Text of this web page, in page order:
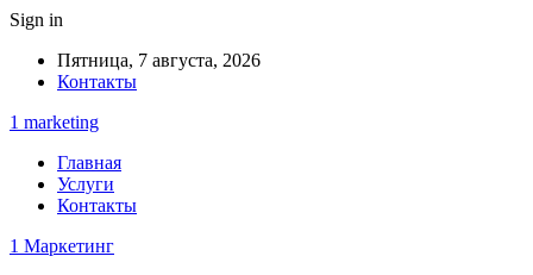
Sign in
Пятница, 7 августа, 2026
Контакты
1 marketing
Главная
Услуги
Контакты
1 Маркетинг